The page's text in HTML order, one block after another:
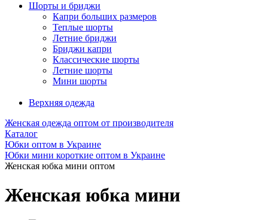
Шорты и бриджи
Капри больших размеров
Теплые шорты
Летние бриджи
Бриджи капри
Классические шорты
Летние шорты
Мини шорты
Верхняя одежда
Женская одежда оптом от производителя
Каталог
Юбки оптом в Украине
Юбки мини короткие оптом в Украине
Женская юбка мини оптом
Женская юбка мини